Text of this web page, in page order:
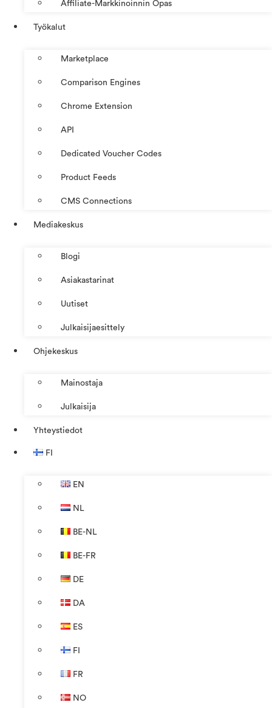
Affiliate-Markkinoinnin Opas
Työkalut
Marketplace
Comparison Engines
Chrome Extension
API
Dedicated Voucher Codes
Product Feeds
CMS Connections
Mediakeskus
Blogi
Asiakastarinat
Uutiset
Julkaisijaesittely
Ohjekeskus
Mainostaja
Julkaisija
Yhteystiedot
FI
EN
NL
BE-NL
BE-FR
DE
DA
ES
FI
FR
NO